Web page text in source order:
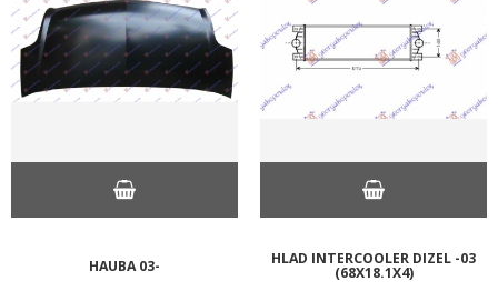
HAUBA 03- HLAD INTERCOOLER DIZEL -03
(68X18.1X4)